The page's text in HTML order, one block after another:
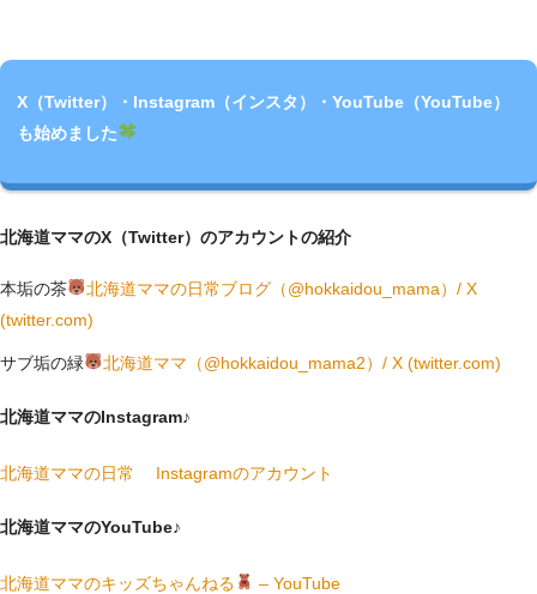
X（Twitter）・Instagram（インスタ）・YouTube（YouTube）
も始めました
北海道ママのX（Twitter）のアカウントの紹介
本垢の茶
北海道ママの日常ブログ（@hokkaidou_mama）/ X
(twitter.com)
サブ垢の緑 北海道ママ（@hokkaidou_mama2）/ X (twitter.com)
北海道ママのInstagram♪
北海道ママの日常 Instagramのアカウント
北海道ママのYouTube♪
北海道ママのキッズちゃんねる – YouTube